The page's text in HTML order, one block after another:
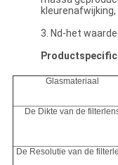
kleurenafwijking,
3. Nd-het
Glasmateriaal
De Dikte van de
De Resolutie van de